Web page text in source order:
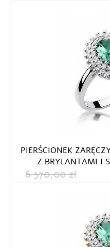
PIERŚCIONEK
Z BRYLANTAMI I
6 370,00 zł